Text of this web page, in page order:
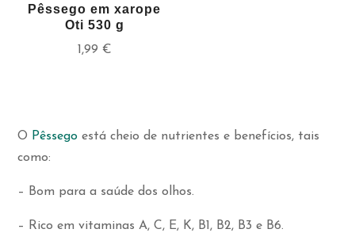
Pêssego em xarope
Oti 530 g
1,99 €
O Pêssego está cheio de nutrientes e benefícios, tais
como:
– Bom para a saúde dos olhos.
– Rico em vitaminas A, C, E, K, B1, B2, B3 e B6.